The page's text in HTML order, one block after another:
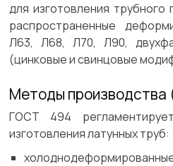
для изготовления
распространенные
Л63, Л68, Л70, Л90,
(цинковые и свинцовые
Методы производства
ГОСТ 494
изготовления латунных труб: